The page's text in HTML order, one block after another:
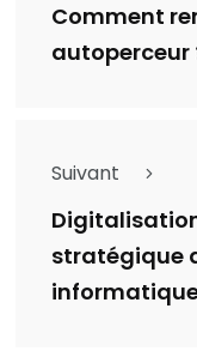
Comment
autoperceur
Suivant
stratégique